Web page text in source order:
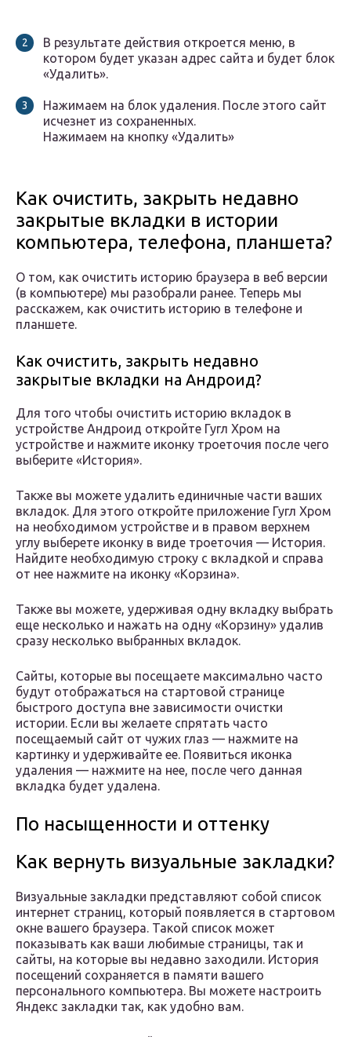
В результате действия откроется меню, в
котором будет указан адрес сайта и будет блок
«Удалить».
Нажимаем на блок удаления. После этого сайт
исчезнет из сохраненных.
Нажимаем на кнопку «Удалить»
Как очистить, закрыть недавно
закрытые вкладки в истории
компьютера, телефона, планшета?
О том, как очистить историю браузера в веб версии
(в компьютере) мы разобрали ранее. Теперь мы
расскажем, как очистить историю в телефоне и
планшете.
Как очистить, закрыть недавно
закрытые вкладки на Андроид?
Для того чтобы очистить историю вкладок в
устройстве Андроид откройте Гугл Хром на
устройстве и нажмите иконку троеточия после чего
выберите «История».
Также вы можете удалить единичные части ваших
вкладок. Для этого откройте приложение Гугл Хром
на необходимом устройстве и в правом верхнем
углу выберете иконку в виде троеточия — История.
Найдите необходимую строку с вкладкой и справа
от нее нажмите на иконку «Корзина».
Также вы можете, удерживая одну вкладку выбрать
еще несколько и нажать на одну «Корзину» удалив
сразу несколько выбранных вкладок.
Сайты, которые вы посещаете максимально часто
будут отображаться на стартовой странице
быстрого доступа вне зависимости очистки
истории. Если вы желаете спрятать часто
посещаемый сайт от чужих глаз — нажмите на
картинку и удерживайте ее. Появиться иконка
удаления — нажмите на нее, после чего данная
вкладка будет удалена.
По насыщенности и оттенку
Как вернуть визуальные закладки?
Визуальные закладки представляют собой список
интернет страниц, который появляется в стартовом
окне вашего браузера. Такой список может
показывать как ваши любимые страницы, так и
сайты, на которые вы недавно заходили. История
посещений сохраняется в памяти вашего
персонального компьютера. Вы можете настроить
Яндекс закладки так, как удобно вам.